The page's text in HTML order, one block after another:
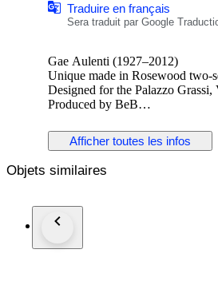
Traduire en français
Sera traduit par Google
Gae Aulenti (1927–2012)
Unique made in
Designed for the Palazzo Grassi,
Produced by BeB
Venice, conceived as part of her
The structure is crafted in solid
generously proportioned seat
Afficher toutes les infos
Objets similaires